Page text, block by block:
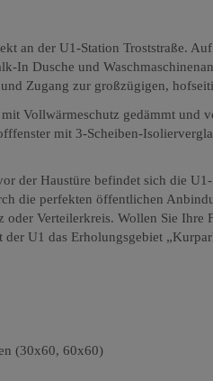
an der U1-Station Troststraße.
In Dusche und
Zugang zur großzügigen,
Vollwärmeschutz gedämmt und
mit 3-Scheiben-
der Haustüre befindet sich die
die perfekten öffentlichen
oder Verteilerkreis. Wollen Sie Ihre
U1 das Erholungsgebiet
(30x60, 60x60)